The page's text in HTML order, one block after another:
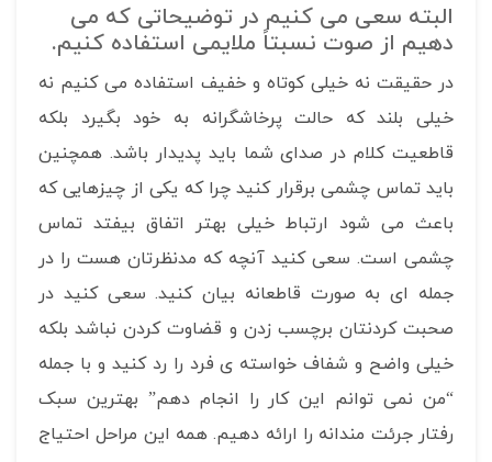
البته سعی می کنیم در توضیحاتی که می
دهیم از صوت نسبتاً ملایمی استفاده کنیم.
در حقیقت نه خیلی کوتاه و خفیف استفاده می کنیم نه
خیلی بلند که حالت پرخاشگرانه به خود بگیرد بلکه
قاطعیت کلام در صدای شما باید پدیدار باشد. همچنین
باید تماس چشمی برقرار کنید چرا که یکی از چیزهایی که
باعث می شود ارتباط خیلی بهتر اتفاق بیفتد تماس
چشمی است. سعی کنید آنچه که مدنظرتان هست را در
جمله ای به صورت قاطعانه بیان کنید. سعی کنید در
صحبت کردنتان برچسب زدن و قضاوت کردن نباشد بلکه
خیلی واضح و شفاف خواسته ی فرد را رد کنید و با جمله
“من نمی توانم این کار را انجام دهم” بهترین سبک
رفتار جرئت مندانه را ارائه دهیم. همه این مراحل احتیاج